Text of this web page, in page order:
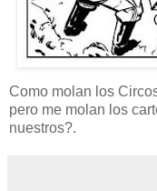
Como molan los
pero me molan los
nuestros?.